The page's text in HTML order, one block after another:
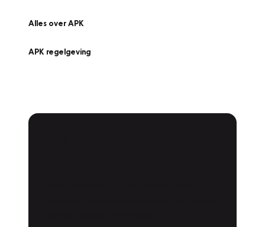
Alles over APK
APK regelgeving